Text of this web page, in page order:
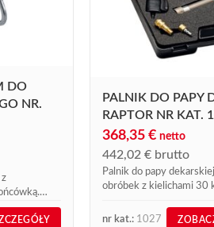
DO
NR.
z
Korpus ze
PALNIK DO PAPY
RAPTOR NR KAT.
368,35 € netto
442,02 € brutto
Palnik do papy
obróbek z kielichami 30
nr kat.: 1027